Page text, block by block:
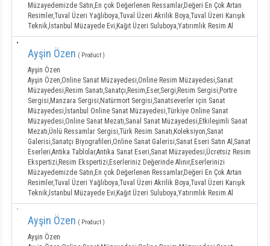
Müzayedemizde Satın,En çok Değerlenen Ressamlar,Değeri En Çok Artan
Resimler,Tuval Üzeri Yağlıboya,Tuval Üzeri Akrilik Boya,Tuval Üzeri Karışık
Teknik,İstanbul Müzayede Evi,Kağıt Üzeri Suluboya,Yatırımlık Resim Al
Ayşin Özen ( Product )
Ayşin Özen
Ayşin Özen,Online Sanat Müzayedesi,Online Resim Müzayedesi,Sanat
Müzayedesi,Resim Sanatı,Sanatçı,Resim,Eser,Sergi,Resim Sergisi,Portre
Sergisi,Manzara Sergisi,Natürmort Sergisi,Sanatseverler için Sanat
Müzayedesi,İstanbul Online Sanat Müzayedesi,Türkiye Online Sanat
Müzayedesi,Online Sanat Mezatı,Sanal Sanat Müzayedesi,Etkileşimli Sanat
Mezatı,Ünlü Ressamlar Sergisi,Türk Resim Sanatı,Koleksiyon,Sanat
Galerisi,Sanatçı Biyografileri,Online Sanat Galerisi,Sanat Eseri Satın Al,Sanat
Eserleri,Antika Tablolar,Antika Sanat Eseri,Sanat Müzayedesi,Ücretsiz Resim
Ekspertizi,Resim Ekspertizi,Eserleriniz Değerinde Alınır,Eserlerinizi
Müzayedemizde Satın,En çok Değerlenen Ressamlar,Değeri En Çok Artan
Resimler,Tuval Üzeri Yağlıboya,Tuval Üzeri Akrilik Boya,Tuval Üzeri Karışık
Teknik,İstanbul Müzayede Evi,Kağıt Üzeri Suluboya,Yatırımlık Resim Al
Ayşin Özen ( Product )
Ayşin Özen